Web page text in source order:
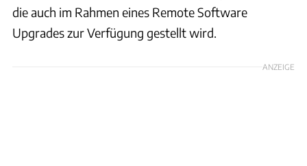
die auch im Rahmen eines Remote Software
Upgrades zur Verfügung gestellt wird.
ANZEIGE